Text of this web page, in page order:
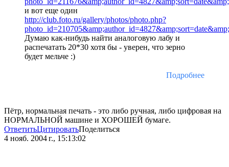
и вот еще один
http://club.foto.ru/gallery/photos/photo.php?
Думаю как-нибудь найти аналоговую лабу и
распечатать 20*30 хотя бы - уверен, что зерно
будет мельче :)
Подробнее
Пётр, нормальная печать - это либо ручная, либо цифровая на
НОРМАЛЬНОЙ машине и ХОРОШЕЙ бумаге.
ОтветитьЦитироватьПоделиться
4 нояб. 2004 г., 15:13:02